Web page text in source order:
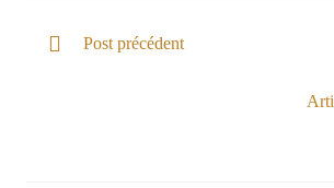
Post précédent